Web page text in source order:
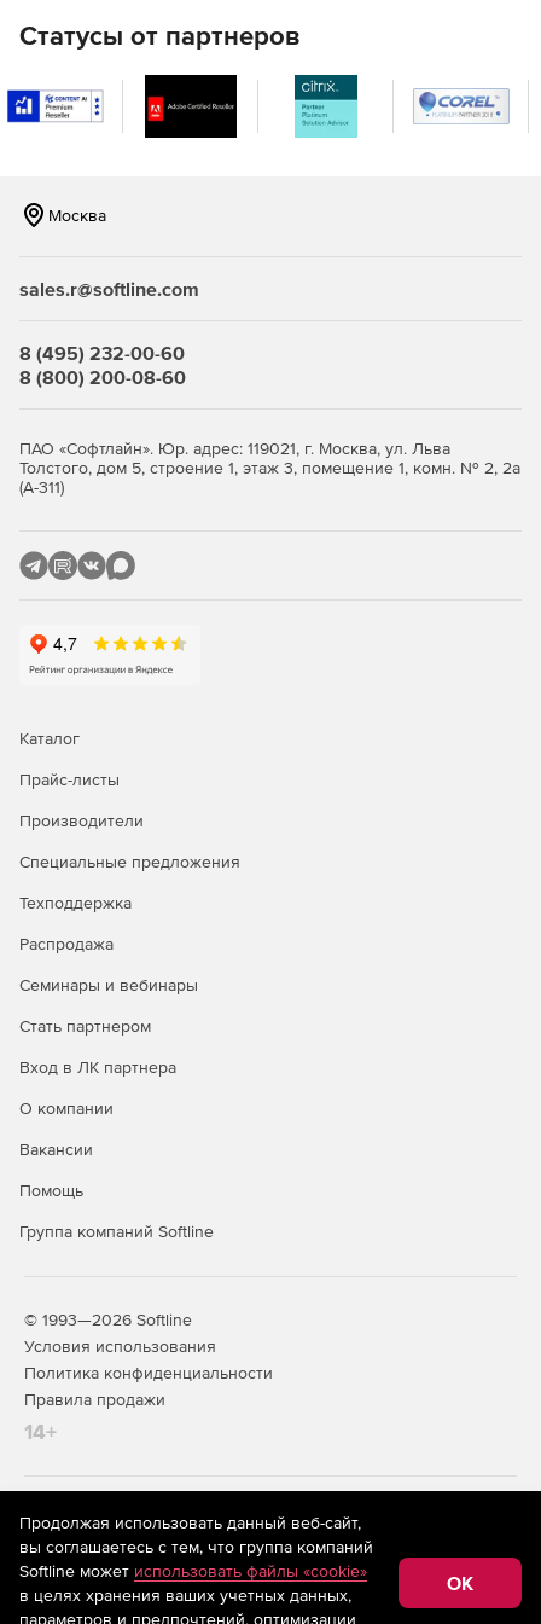
трафика до загрузки сообщений.
Мониторинг запуска и блокировка заданных
категорий web-сайтов для оптимизации
использования интернет-соединения сотрудниками.
электронной почты и web-трафика через межсетевой
2 типа шифрования данных: шифрование архивов или
Централизованное управление.
Статусы от партнеров
Москва
sales.r@softline.com
8 (495) 232-00-60
8 (800) 200-08-60
ПАО «Софтлайн». Юр. адрес: 119021, г. Москва, ул. Льва
Толстого, дом 5, строение 1, этаж 3, помещение 1, комн. № 2, 2а
(А-311)
Каталог
Прайс-листы
Производители
Специальные предложения
Техподдержка
Распродажа
Семинары и вебинары
Стать партнером
Вход в ЛК партнера
О компании
Вакансии
Помощь
Группа компаний Softline
© 1993—2026 Softline
Условия использования
Политика конфиденциальности
Правила продажи
14+
На информационном ресурсе store.softline.ru применяются
рекомендательные технологии
(информационные технологии
предоставления информации на основе сбора,
систематизации и анализа сведений, относящихся к
предпочтениям пользователей сети «Интернет»,
находящихся на территории Российской Федерации)
Продолжая использовать данный веб-сайт,
вы соглашаетесь с тем, что группа компаний
Softline может использовать файлы «cookie»
в целях хранения ваших учетных данных,
параметров и предпочтений, оптимизации
OK